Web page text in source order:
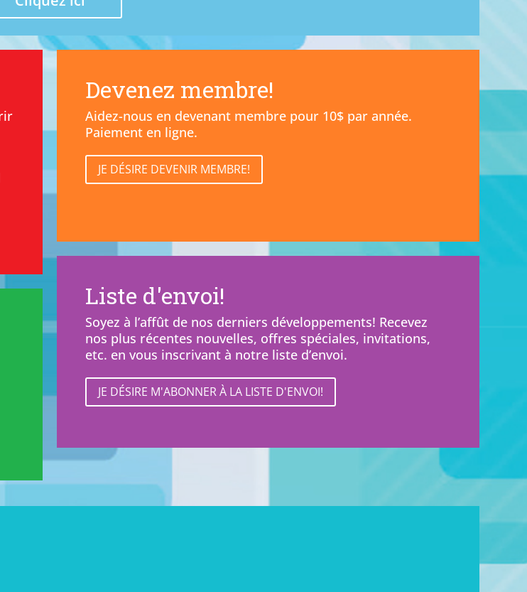
Devenez membre!
Aidez-nous en devenant membre pour 10$ par année.
Paiement en ligne.
JE DÉSIRE DEVENIR MEMBRE!
Liste d'envoi!
Soyez à l’affût de nos derniers développements! Recevez
nos plus récentes nouvelles, offres spéciales, invitations,
etc. en vous inscrivant à notre liste d’envoi.
JE DÉSIRE M'ABONNER À LA LISTE D'ENVOI!